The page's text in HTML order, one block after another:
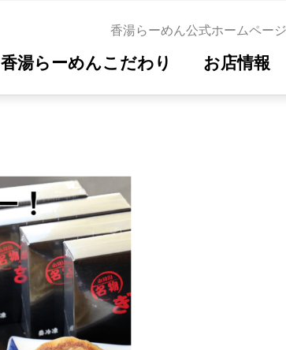
香湯らーめん公式ホームペー
香湯らーめんこだわり お店情報